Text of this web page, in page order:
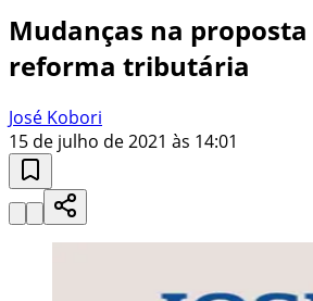
Mudanças na
reforma tributária
José Kobori
15 de julho de 2021 às 14:01